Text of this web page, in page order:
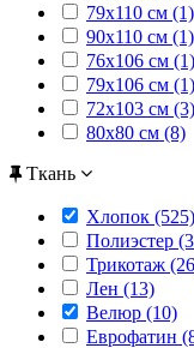
79х110 см (1)
90х110 см (1)
76х106 см (1)
79х106 см (1)
72х103 см (3)
80х80 см (8)
Ткань
Хлопок (525)
Полиэстер
Трикотаж
Лен (13)
Велюр (10)
Еврофатин